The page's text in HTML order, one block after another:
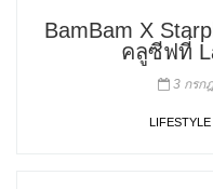
BamBam X
คลูซีฟที่
3 กรก
LIFESTYLE